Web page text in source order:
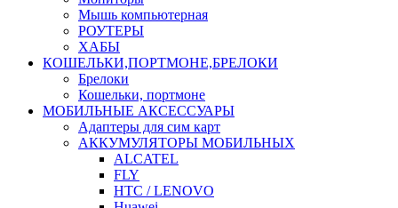
Мышь компьютерная
РОУТЕРЫ
ХАБЫ
КОШЕЛЬКИ,ПОРТМОНЕ,БРЕЛОКИ
Брелоки
Кошельки, портмоне
МОБИЛЬНЫЕ АКСЕССУАРЫ
Адаптеры для сим карт
АККУМУЛЯТОРЫ МОБИЛЬНЫХ
ALCATEL
FLY
HTC / LENOVO